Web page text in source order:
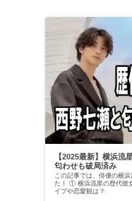
【2025最新】横浜流
匂わせも破局済み
この記事では、俳優の横
た！ ① 横浜流星の歴代彼
イプや恋愛観は？